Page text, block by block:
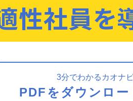
性社員を
3分でわかるカオナ
PDFをダウンロー